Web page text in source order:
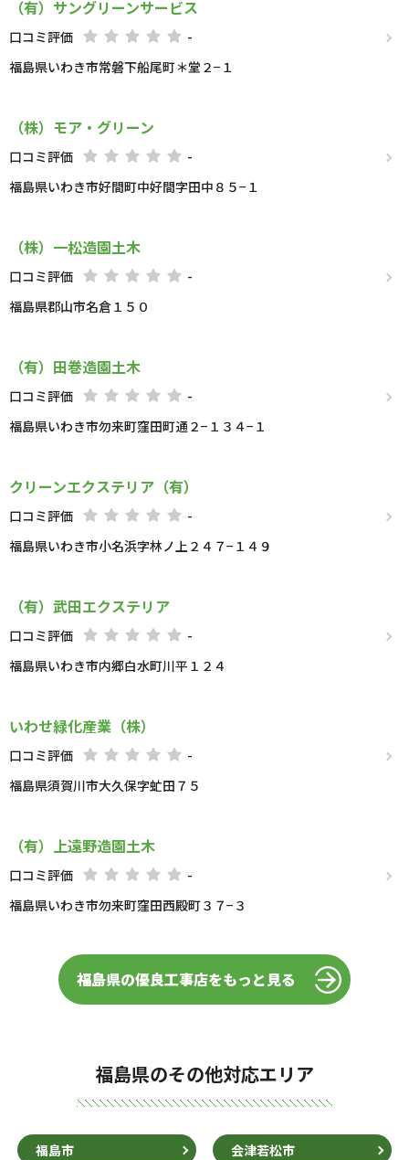
（有）サングリーンサービス
口コミ評価
-
福島県いわき市常磐下船尾町＊堂２−１
（株）モア・グリーン
口コミ評価
-
福島県いわき市好間町中好間字田中８５−１
（株）一松造園土木
口コミ評価
-
福島県郡山市名倉１５０
（有）田巻造園土木
口コミ評価
-
福島県いわき市勿来町窪田町通２−１３４−１
クリーンエクステリア（有）
口コミ評価
-
福島県いわき市小名浜字林ノ上２４７−１４９
（有）武田エクステリア
口コミ評価
-
福島県いわき市内郷白水町川平１２４
いわせ緑化産業（株）
口コミ評価
-
福島県須賀川市大久保字虻田７５
（有）上遠野造園土木
口コミ評価
-
福島県いわき市勿来町窪田西殿町３７−３
福島県の優良工事店をもっと見る
福島県のその他対応エリア
福島市 会津若松市